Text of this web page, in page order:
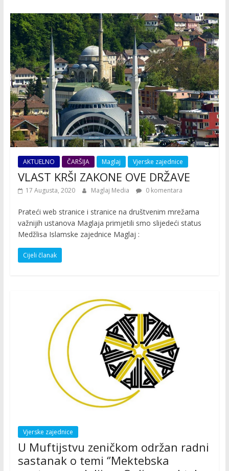
AKTUELNO ČARŠIJA Maglaj Vjerske zajednice
VLAST KRŠI ZAKONE OVE DRŽAVE
17 Augusta, 2020 Maglaj Media 0 komentara
Prateći web stranice i stranice na društvenim mrežama
važnijih ustanova Maglaja primjetili smo slijedeći status
Medžlisa Islamske zajednice Maglaj :
Cijeli članak
Vjerske zajednice
U Muftijstvu zeničkom održan radni
sastanak o temi ‘’Mektebska